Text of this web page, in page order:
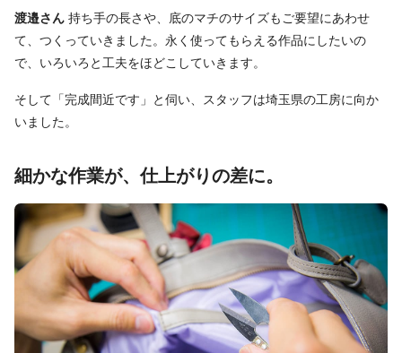
渡邉さん 持ち手の長さや、底のマチのサイズもご要望にあわせ
て、つくっていきました。永く使ってもらえる作品にしたいの
で、いろいろと工夫をほどこしていきます。
そして「完成間近です」と伺い、スタッフは埼玉県の工房に向か
いました。
細かな作業が、仕上がりの差に。